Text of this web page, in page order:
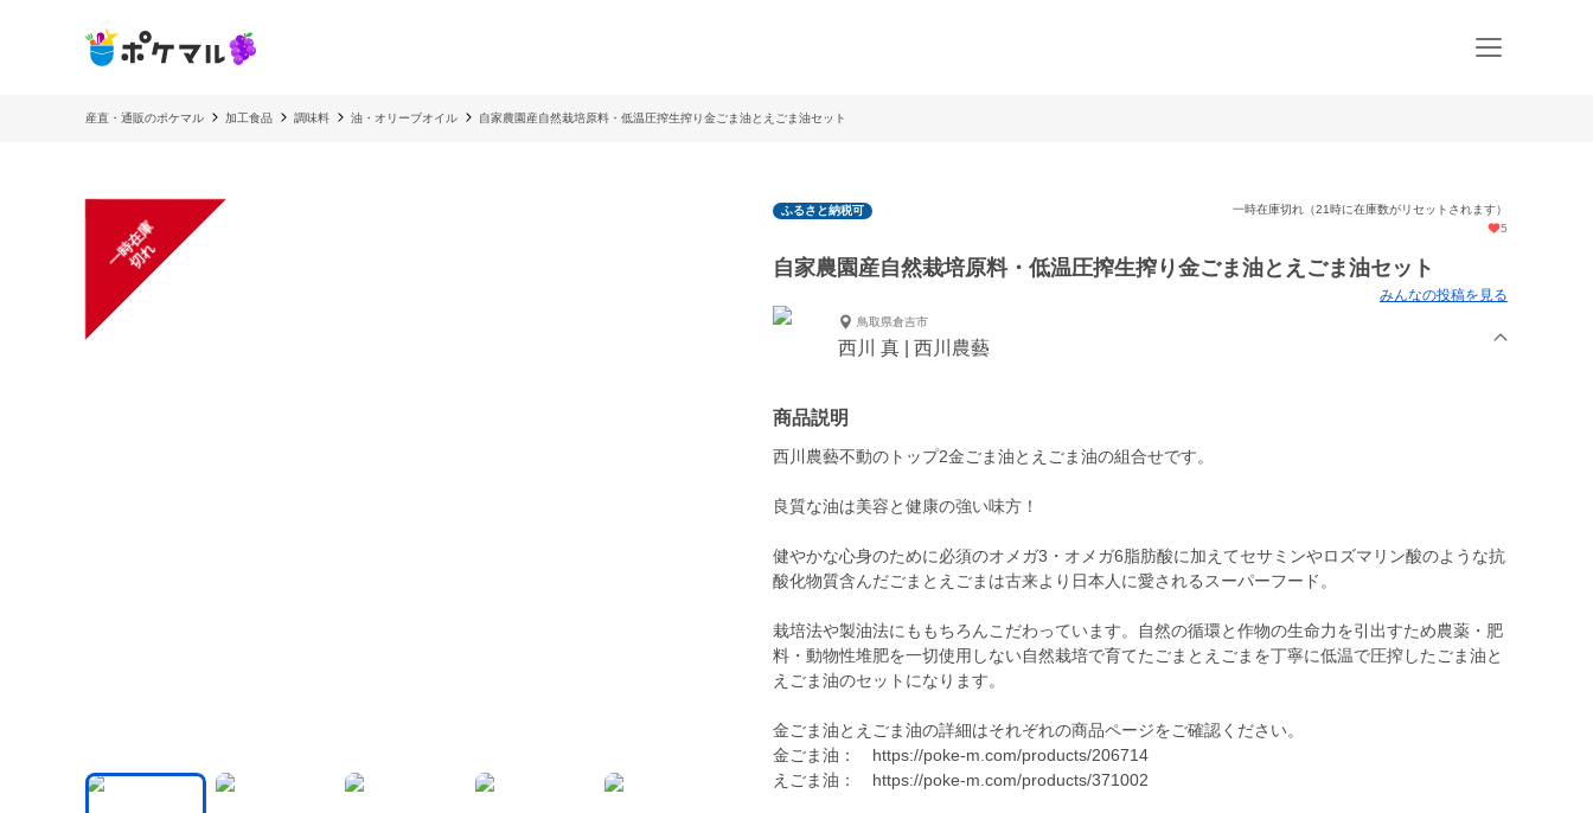
産直・通販のポケマル 加工食品 調味料 油・オリーブオイル 自家農園産自然栽培原料・低温圧搾生搾り金ごま油とえごま油セット
一
時
在
庫
切
れ
ふるさと納税可
一時在庫切れ（21時に在庫数がリセットされます）
5
自家農園産自然栽培原料・低温圧搾生搾り金ごま油とえごま油セット
みんなの投稿を見る
鳥取県倉吉市
西川 真 | 西川農藝
商品説明
西川農藝不動のトップ2金ごま油とえごま油の組合せです。
良質な油は美容と健康の強い味方！
健やかな心身のために必須のオメガ3・オメガ6脂肪酸に加えてセサミンやロズマリン酸のような抗
酸化物質含んだごまとえごまは古来より日本人に愛されるスーパーフード。
栽培法や製油法にももちろんこだわっています。自然の循環と作物の生命力を引出すため農薬・肥
料・動物性堆肥を一切使用しない自然栽培で育てたごまとえごまを丁寧に低温で圧搾したごま油と
えごま油のセットになります。
金ごま油とえごま油の詳細はそれぞれの商品ページをご確認ください。
金ごま油： https://poke-m.com/products/206714
えごま油： https://poke-m.com/products/371002